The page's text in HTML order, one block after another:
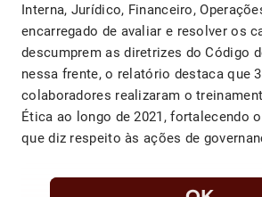
Interna, Jurídico, Financeiro,
encarregado de avaliar e resolver os
descumprem as diretrizes do Código
nessa frente, o relatório destaca que
colaboradores realizaram o
Ética ao longo de 2021, fortalecendo o
que diz respeito às ações de